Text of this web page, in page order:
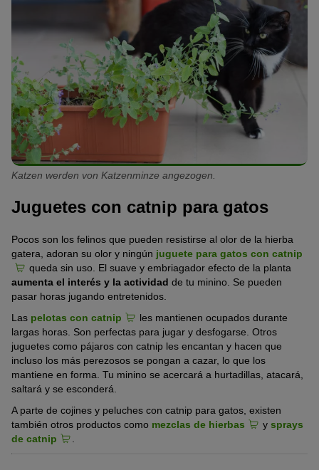
Katzen werden von Katzenminze angezogen.
Juguetes con catnip para gatos
Pocos son los felinos que pueden resistirse al olor de la hierba
gatera, adoran su olor y ningún juguete para gatos con catnip
queda sin uso. El suave y embriagador efecto de la planta
aumenta el interés y la actividad de tu minino. Se pueden
pasar horas jugando entretenidos.
Las pelotas con catnip
les mantienen ocupados durante
largas horas. Son perfectas para jugar y desfogarse. Otros
juguetes como pájaros con catnip les encantan y hacen que
incluso los más perezosos se pongan a cazar, lo que los
mantiene en forma. Tu minino se acercará a hurtadillas, atacará,
saltará y se esconderá.
A parte de cojines y peluches con catnip para gatos, existen
también otros productos como mezclas de hierbas y sprays
de catnip
.